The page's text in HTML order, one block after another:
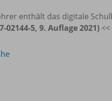
enthält das digitale
02144-5, 9. Auflage 2021)